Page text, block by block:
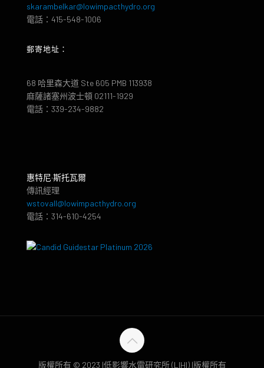
skarambelkar@lowimpacthydro.org
電話：415-548-1006
郵寄地址：
68 哈里森大道 Ste 605 PMB 113938
麻薩諸塞州波士頓 02111-1929
電話：339-234-9882
惠特尼·斯托瓦爾
傳訊經理
wstovall@lowimpacthydro.org
電話：314-610-4254
版權所有 © 2023 |低影響水電研究所 (LIHI) |版權所有